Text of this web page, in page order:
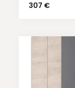
307 €